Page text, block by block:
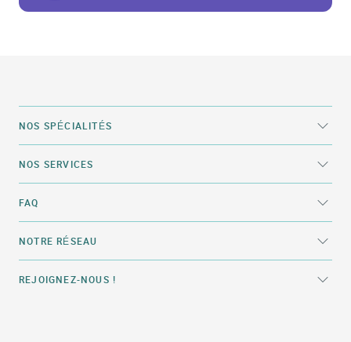
NOS SPÉCIALITÉS
NOS SERVICES
FAQ
NOTRE RÉSEAU
REJOIGNEZ-NOUS !